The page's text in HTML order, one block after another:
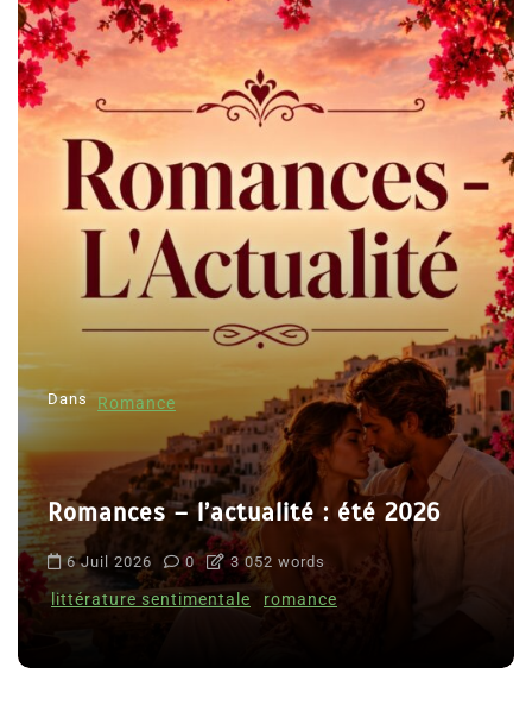
Dans Romance
Romances – l’actualité : été 2026
6 Juil 2026 0 3 052 words
littérature sentimentale romance